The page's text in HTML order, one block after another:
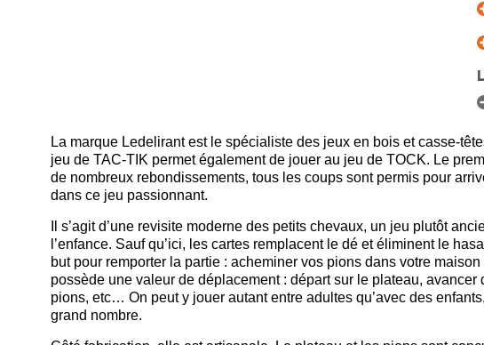
La marque Ledelirant est le spécialiste des jeux en bois et casse-
jeu de TAC-TIK permet également de jouer au jeu de TOCK. Le
de nombreux rebondissements, tous les coups sont permis pour
dans ce jeu passionnant.
Il s’agit d’une revisite moderne des petits chevaux, un jeu plutôt
l’enfance. Sauf qu’ici, les cartes remplacent le dé et éliminent le
but pour remporter la partie : acheminer vos pions dans votre
possède une valeur de déplacement : départ sur le plateau,
pions, etc… On peut y jouer autant entre adultes qu’avec des
grand nombre.